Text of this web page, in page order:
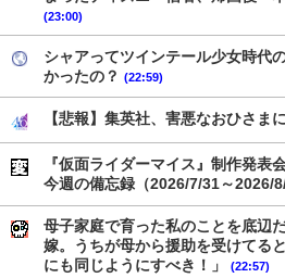
(23:00)
シャアってツインテール少女時代
かったの？ (22:59)
【悲報】集英社、害悪なおひさま
『仮面ライダーマイス』制作発表
今週の備忘録（2026/7/31～2026/
母子家庭で育った私のことを底辺
嫁。うちが母から援助を受けてる
にも同じようにすべき！」
(22:57)